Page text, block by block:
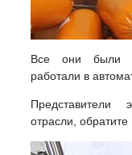
Все они были
работали в
Представители
отрасли,